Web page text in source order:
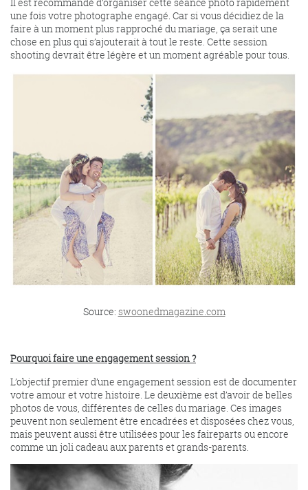
une fois votre photographe engagé. Car si vous décidiez de la
faire à un moment plus rapproché du mariage, ça serait une
chose en plus qui s’ajouterait à tout le reste. Cette session
shooting devrait être légère et un moment agréable pour tous.
Source: swoonedmagazine.com
Pourquoi faire une engagement session ?
L’objectif premier d’une engagement session est de documenter
votre amour et votre histoire. Le deuxième est d’avoir de belles
photos de vous, différentes de celles du mariage. Ces images
peuvent non seulement être encadrées et disposées chez vous,
mais peuvent aussi être utilisées pour les faireparts ou encore
comme un joli cadeau aux parents et grands-parents.